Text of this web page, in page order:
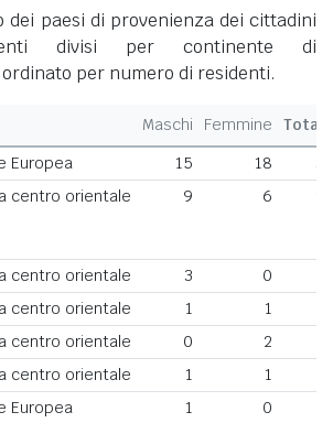
dei paesi di provenienza dei cittadini
divisi per continente di
per numero di residenti.
Maschi Femmine
Totale
Europea 15 18
33
centro orientale 9 6
centro orientale 3 0
centro orientale 1 1
centro orientale 0 2
centro orientale 1 1
Europea 1 0